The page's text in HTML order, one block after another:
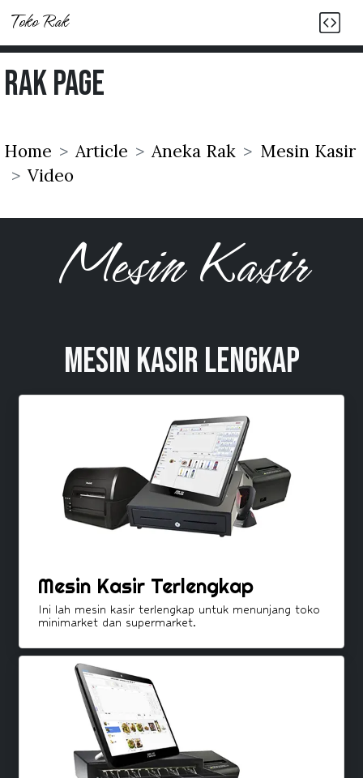
Toko Rak
Rak Page
Home Article Aneka Rak
Mesin Kasir
Video
Mesin Kasir
Mesin Kasir Lengkap
Mesin Kasir Terlengkap
Ini lah mesin kasir terlengkap untuk menunjang toko
minimarket dan supermarket.